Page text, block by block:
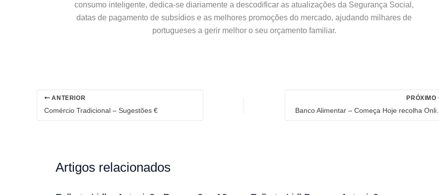
consumo inteligente, dedica-se diariamente a descodificar as atualizações da Segurança Social,
datas de pagamento de subsídios e as melhores promoções do mercado, ajudando milhares de
portugueses a gerir melhor o seu orçamento familiar.
ANTERIOR
Comércio Tradicional – Sugestões €
PRÓXIMO
Artigos relacionados